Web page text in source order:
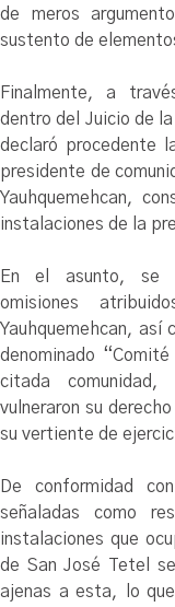
de meros
sustento de
Finalmente, a
dentro del Juicio de
declaró procedente
presidente de
Yauhquemehcan,
instalaciones de la
En el asunto, se
omisiones
Yauhquemehcan, así
denominado
citada
vulneraron su
su vertiente de
De conformidad
señaladas como
instalaciones que
de San José Tetel
ajenas a esta, lo